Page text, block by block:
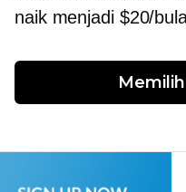
naik menjadi $20/